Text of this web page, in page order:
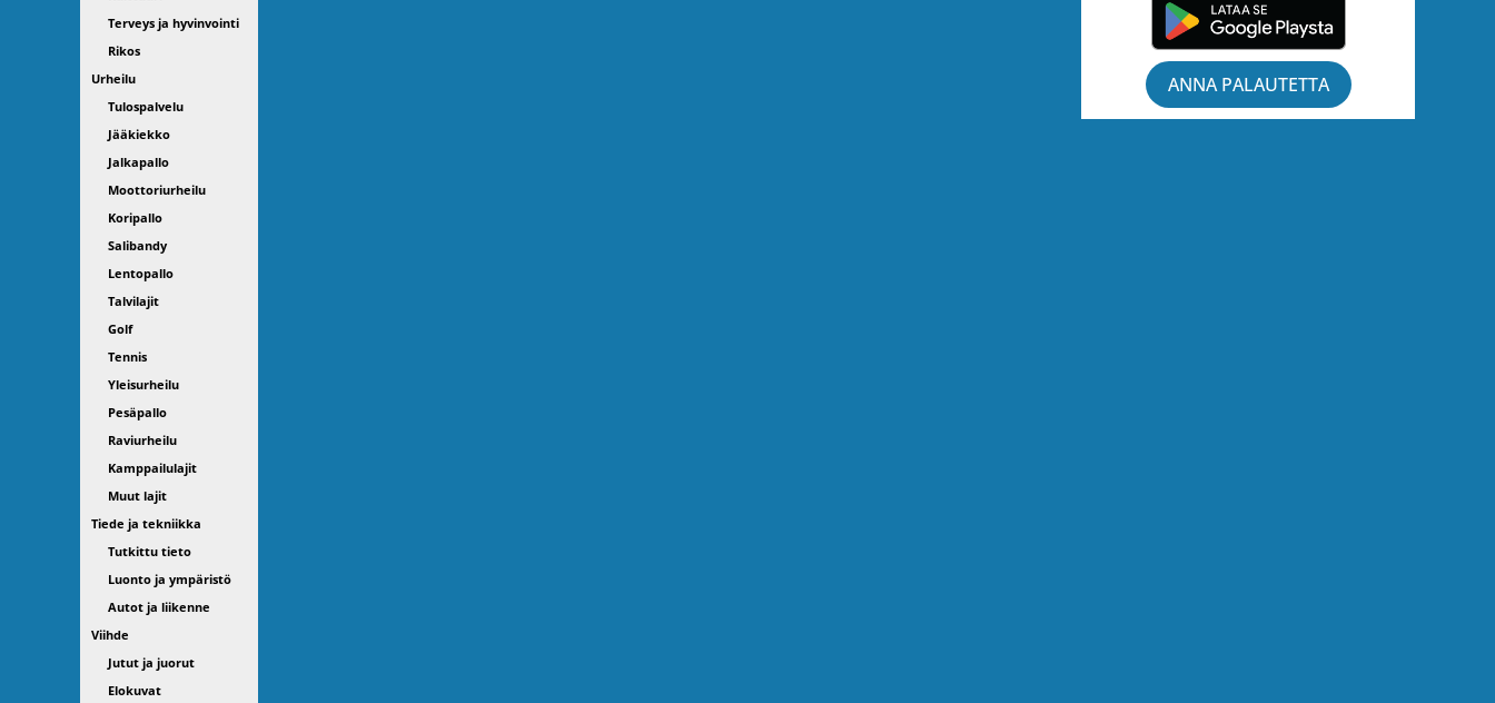
Terveys ja hyvinvointi
Rikos
Urheilu
Tulospalvelu
Jääkiekko
Jalkapallo
Moottoriurheilu
Koripallo
Salibandy
Lentopallo
Talvilajit
Golf
Tennis
Yleisurheilu
Pesäpallo
Raviurheilu
Kamppailulajit
Muut lajit
Tiede ja tekniikka
Tutkittu tieto
Luonto ja ympäristö
Autot ja liikenne
Viihde
Jutut ja juorut
Elokuvat
ANNA PALAUTETTA